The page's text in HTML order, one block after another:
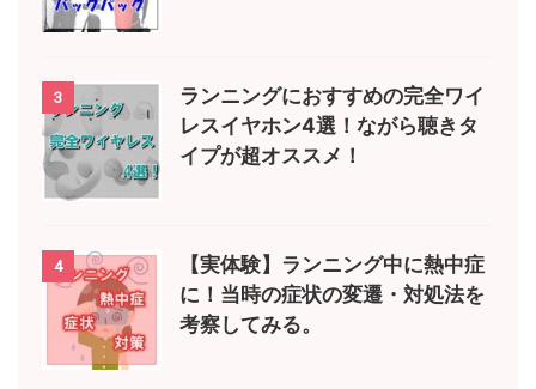
3
ランニングにおすすめの完全ワイ
レスイヤホン4選！ながら聴きタ
イプが超オススメ！
4
【実体験】ランニング中に熱中症
に！当時の症状の変遷・対処法を
考察してみる。